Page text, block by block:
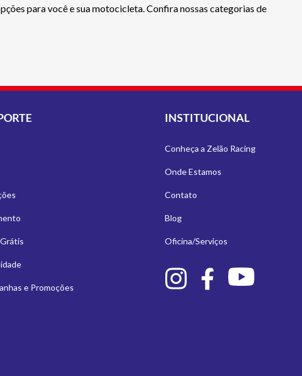
para você e sua motocicleta. Confira nossas categorias de
e Promoções
INSTITUCIONAL
Conheça a Zelão Racing
Onde Estamos
Contato
Blog
Oficina/Serviços